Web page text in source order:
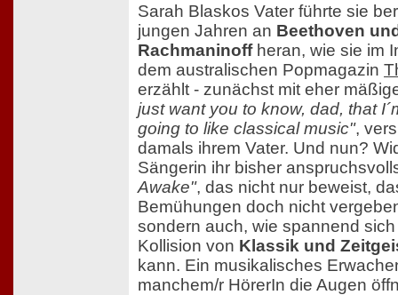
Sarah Blaskos Vater führte sie
jungen Jahren an Beethoven
Rachmaninoffheran, wie sie im
dem australischen Popmagazin
erzählt - zunächst mit eher
just want you to know, dad, that
going to like classical music",
damals ihrem Vater. Und nun?
Sängerin ihr bisher
Awake", das nicht nur beweist,
Bemühungen doch nicht
sondern auch, wie spannend
Kollision von Klassik und
kann. Ein musikalisches
manchem/r HörerIn die Augen